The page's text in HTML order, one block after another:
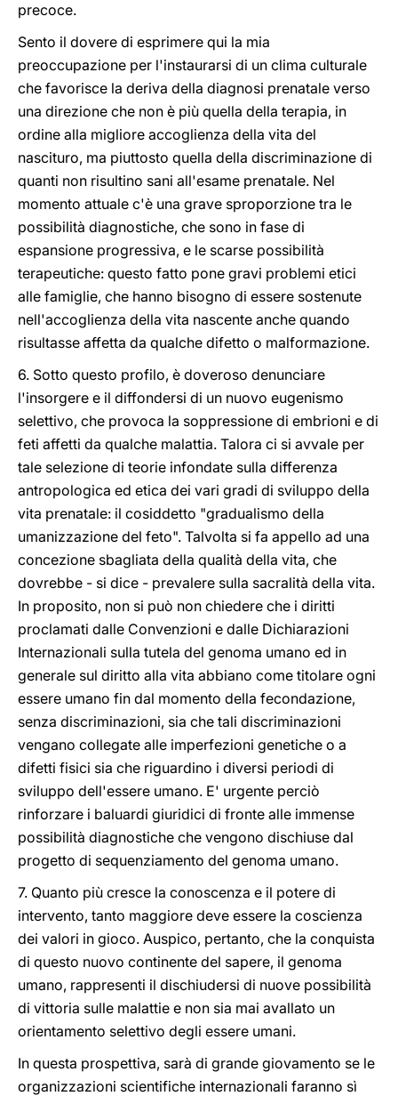
precoce.
Sento il dovere di esprimere qui la mia
preoccupazione per l'instaurarsi di un clima culturale
che favorisce la deriva della diagnosi prenatale verso
una direzione che non è più quella della terapia, in
ordine alla migliore accoglienza della vita del
nascituro, ma piuttosto quella della discriminazione di
quanti non risultino sani all'esame prenatale. Nel
momento attuale c'è una grave sproporzione tra le
possibilità diagnostiche, che sono in fase di
espansione progressiva, e le scarse possibilità
terapeutiche: questo fatto pone gravi problemi etici
alle famiglie, che hanno bisogno di essere sostenute
nell'accoglienza della vita nascente anche quando
risultasse affetta da qualche difetto o malformazione.
6. Sotto questo profilo, è doveroso denunciare
l'insorgere e il diffondersi di un nuovo eugenismo
selettivo, che provoca la soppressione di embrioni e di
feti affetti da qualche malattia. Talora ci si avvale per
tale selezione di teorie infondate sulla differenza
antropologica ed etica dei vari gradi di sviluppo della
vita prenatale: il cosiddetto "gradualismo della
umanizzazione del feto". Talvolta si fa appello ad una
concezione sbagliata della qualità della vita, che
dovrebbe - si dice - prevalere sulla sacralità della vita.
In proposito, non si può non chiedere che i diritti
proclamati dalle Convenzioni e dalle Dichiarazioni
Internazionali sulla tutela del genoma umano ed in
generale sul diritto alla vita abbiano come titolare ogni
essere umano fin dal momento della fecondazione,
senza discriminazioni, sia che tali discriminazioni
vengano collegate alle imperfezioni genetiche o a
difetti fisici sia che riguardino i diversi periodi di
sviluppo dell'essere umano. E' urgente perciò
rinforzare i baluardi giuridici di fronte alle immense
possibilità diagnostiche che vengono dischiuse dal
progetto di sequenziamento del genoma umano.
7. Quanto più cresce la conoscenza e il potere di
intervento, tanto maggiore deve essere la coscienza
dei valori in gioco. Auspico, pertanto, che la conquista
di questo nuovo continente del sapere, il genoma
umano, rappresenti il dischiudersi di nuove possibilità
di vittoria sulle malattie e non sia mai avallato un
orientamento selettivo degli essere umani.
In questa prospettiva, sarà di grande giovamento se le
organizzazioni scientifiche internazionali faranno sì